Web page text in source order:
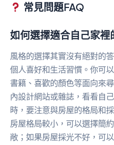
常見問題FAQ
如何選擇適合自己家裡
風格的選擇其實沒有絕對的
個人喜好和生活習慣。你可
書籍、喜歡的顏色等面向來
內設計網站或雜誌，看看自
時，要注意與房屋的格局和
房屋格局較小，可以選擇簡
敞；如果房屋採光不好，可